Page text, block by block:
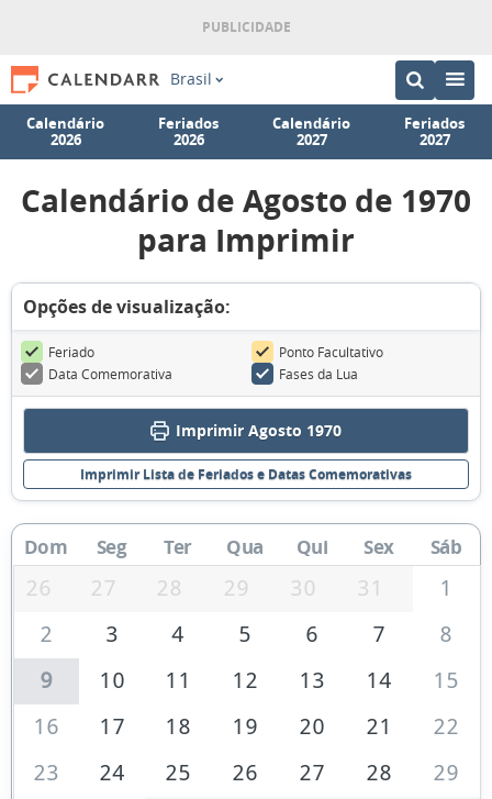
Brasil
Calendário
2026
Feriados
2026
Calendário
2027
Feriados
2027
Calendário de Agosto de 1970
para Imprimir
Opções de visualização:
Feriado
Ponto Facultativo
Data Comemorativa
Fases da Lua
Imprimir Agosto 1970
Imprimir Lista de Feriados e Datas Comemorativas
Dom Seg Ter Qua Qui Sex Sáb
26 27 28 29 30 31
1
2
3 4 5 6 7
8
9
10 11 12 13 14
15
16
17 18 19 20 21
22
23
24 25 26 27 28
29